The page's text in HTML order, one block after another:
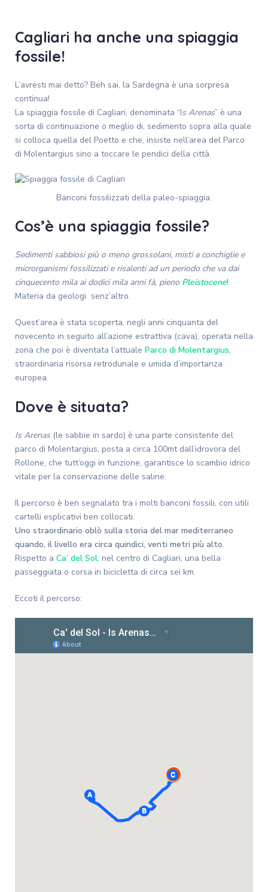
Cagliari ha anche una spiaggia
fossile!
L’avresti mai detto? Beh sai, la Sardegna è una sorpresa
continua!
La spiaggia fossile di Cagliari, denominata “Is Arenas” è una
sorta di continuazione o meglio di, sedimento sopra alla quale
si colloca quella del Poetto e che, insiste nell’area del Parco
di Molentargius sino a toccare le pendici della città.
Banconi fossilizzati della paleo-spiaggia.
Cos’è una spiaggia fossile?
Sedimenti sabbiosi più o meno grossolani, misti a conchiglie e
microrganismi fossilizzati e risalenti ad un periodo che va dai
cinquecento mila ai dodici mila anni fà, pieno Pleistocene!
Materia da geologi senz’altro.
Quest’area è stata scoperta, negli anni cinquanta del
novecento in seguito all’azione estrattiva (cava), operata nella
zona che poi è diventata l’attuale Parco di Molentargius,
straordinaria risorsa retrodunale e umida d’importanza
europea.
Dove è situata?
Is Arenas (le sabbie in sardo) è una parte consistente del
parco di Molentargius, posta a circa 100mt dall’idrovora del
Rollone, che tutt’oggi in funzione, garantisce lo scambio idrico
vitale per la conservazione delle saline.
Il percorso è ben segnalato tra i molti banconi fossili, con utili
cartelli esplicativi ben collocati.
Uno straordinario oblò sulla storia del mar mediterraneo
quando, il livello era circa quindici, venti metri più alto.
Rispetto a Ca’ del Sol, nel centro di Cagliari, una bella
passeggiata o corsa in bicicletta di circa sei km.
Eccoti il percorso: